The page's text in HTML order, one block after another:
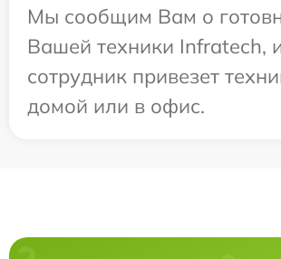
Мы сообщим Вам о
Вашей техники Infratech,
сотрудник привезет
домой или в офис.